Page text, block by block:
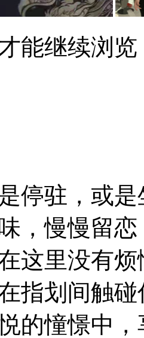
能继续浏览
停驻，或
，慢慢留
这里没有
指划间触
的憧憬中